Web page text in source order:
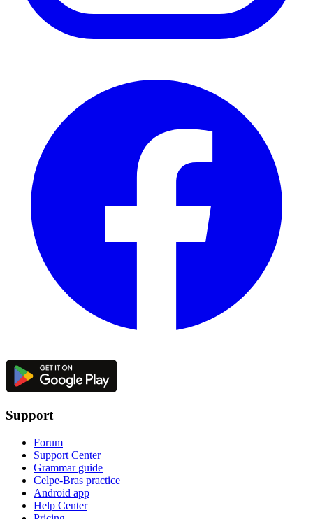
Support
Forum
Support Center
Grammar guide
Celpe-Bras practice
Android app
Help Center